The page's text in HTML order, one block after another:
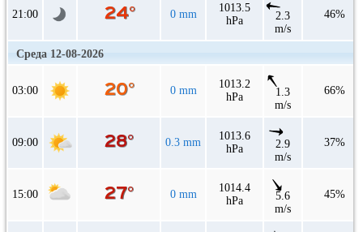
21:00 0 mm
1013.5
hPa
2.3
m/s
46%
Среда 12-08-2026
03:00 0 mm
1013.2
hPa
1.3
m/s
66%
09:00 0.3 mm
1013.6
hPa
2.9
m/s
37%
15:00 0 mm
1014.4
hPa
5.6
m/s
45%